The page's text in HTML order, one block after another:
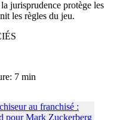
jurisprudence protège les
les règles du jeu.
7 min